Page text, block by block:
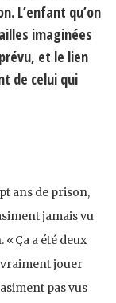
L’enfant qu’on
imaginées
et le lien
de celui qui
ans de prison,
jamais vu
Ça a été deux
vraiment jouer
pas vus